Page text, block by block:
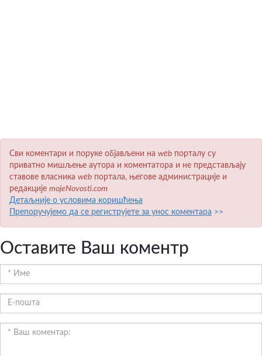
Сви коментари и поруке објављени на wеb порталу су
приватно мишљење аутора и коментатора и не представљају
ставове власника wеb портала, његове администрације и
редакције mojeNovosti.com
Детаљније о условима коришћења
Препоручујемо да се региструјете за унос коментара >>
Оставите Ваш коментр